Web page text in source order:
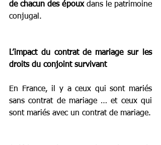
de chacun des époux dans le patrimoine
conjugal.
L’impact du contrat de mariage sur les
droits du conjoint survivant
En France, il y a ceux qui sont mariés
sans contrat de mariage … et ceux qui
sont mariés avec un contrat de mariage.